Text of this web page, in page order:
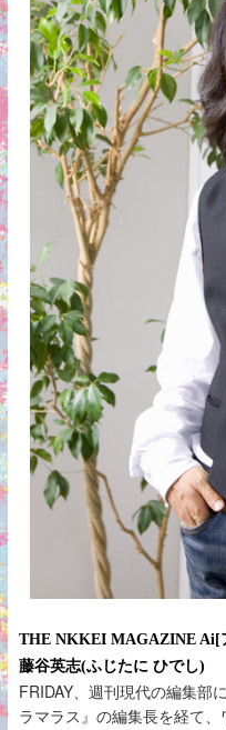
THE NKKEI MAGAZINE Ai[
藤谷英志(ふじたに ひでし)
FRIDAY 、週刊現代の編集
ラマラス』の編集長を経て